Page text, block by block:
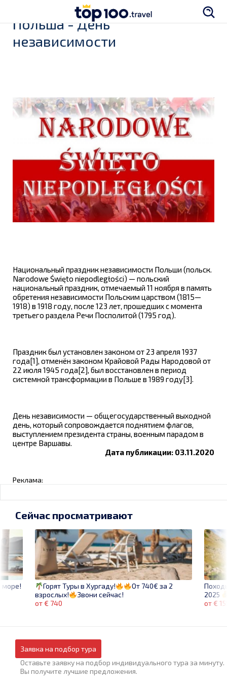
Польша - День
независимости
Национальный праздник независимости Польши (польск.
Narodowe Święto niepodległości) — польский
национальный праздник, отмечаемый 11 ноября в память
обретения независимости Польским царством (1815—
1918) в 1918 году, после 123 лет, прошедших с момента
третьего раздела Речи Посполитой (1795 год).
Праздник был установлен законом от 23 апреля 1937
года[1], отменён законом Крайовой Рады Народовой от
22 июля 1945 года[2], был восстановлен в период
системной трансформации в Польше в 1989 году[3].
День независимости — общегосударственный выходной
день, который сопровождается поднятием флагов,
выступлением президента страны, военным парадом в
центре Варшавы.
Дата публикации: 03.11.2020
Реклама:
море!
2025
от €
Сейчас просматривают
Горят Туры в Хургаду!
От 740€ за 2
взрослых!
Звони сейчас!
от € 740
Заявка на подбор тура
Оставьте заявку на подбор индивидуального тура за минуту.
Вы получите лучшие предложения.